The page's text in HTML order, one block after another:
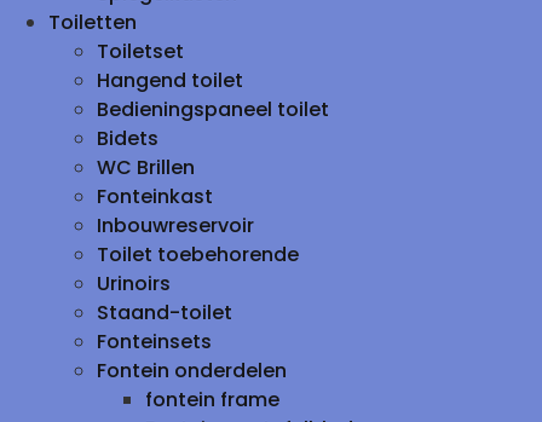
Toiletten
Toiletset
Hangend toilet
Bedieningspaneel toilet
Bidets
WC Brillen
Fonteinkast
Inbouwreservoir
Toilet toebehorende
Urinoirs
Staand-toilet
Fonteinsets
Fontein onderdelen
fontein frame